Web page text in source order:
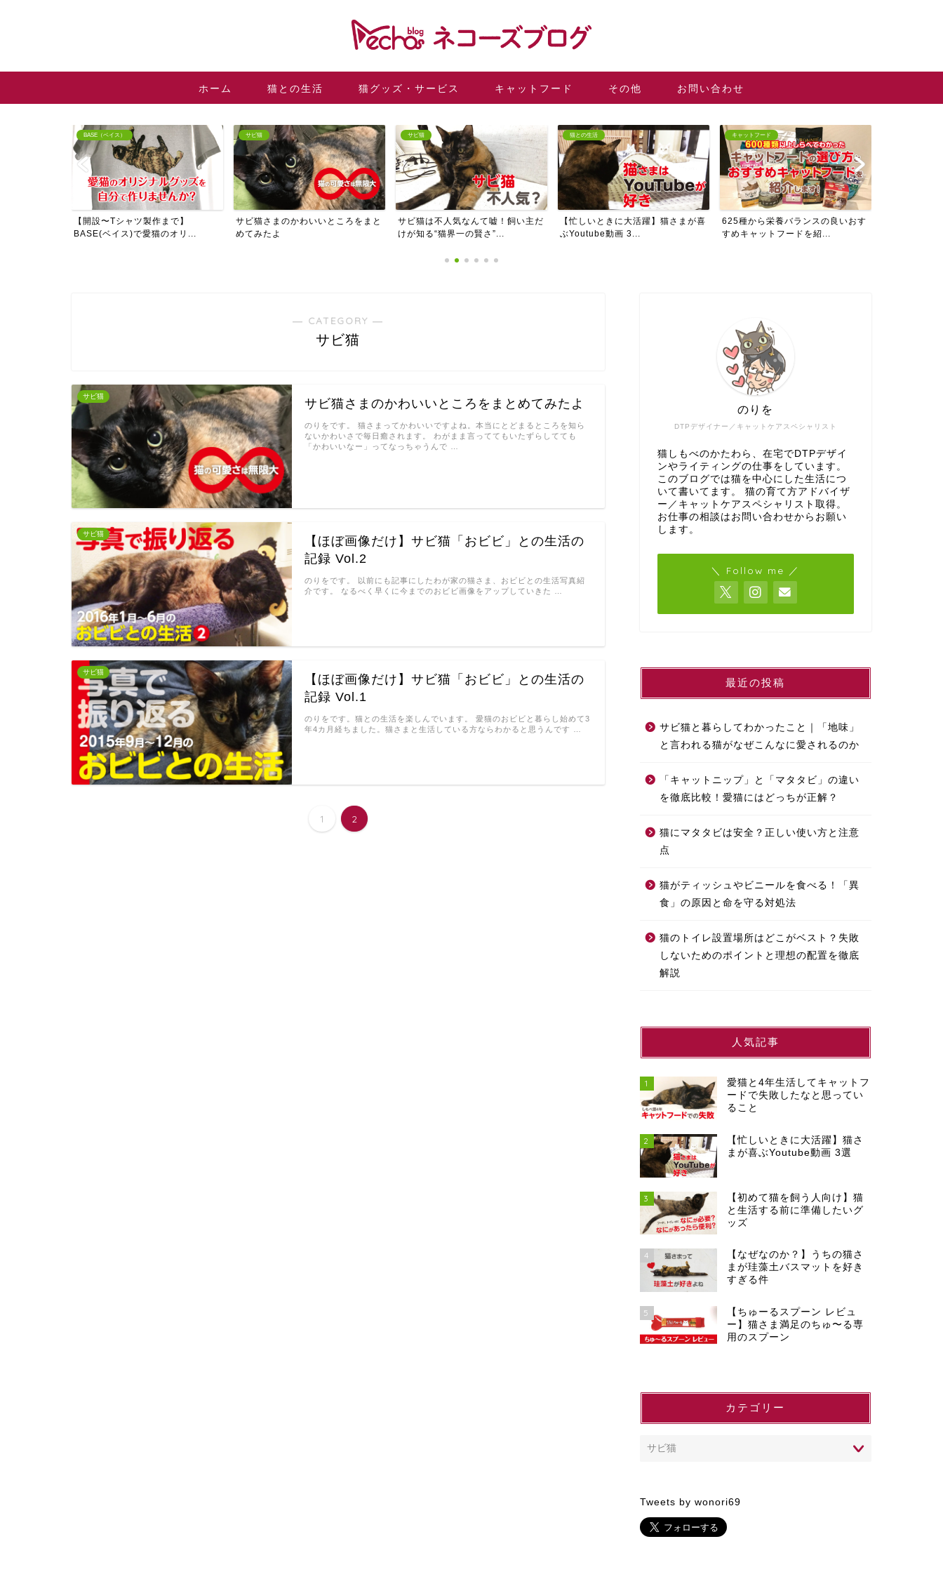
ホーム 猫との生活 猫グッズ・サービス キャットフード その他 お問い合わせ
BASE（ベイス）
【開設〜Tシャツ製作まで】
BASE(ベイス)で愛猫のオリ...
サビ猫
サビ猫さまのかわいいところをまと
めてみたよ
サビ猫
サビ猫は不人気なんて嘘！飼い主だ
けが知る“猫界一の賢さ”...
猫との生活
【忙しいときに大活躍】猫さまが喜
ぶYoutube動画 3...
キャットフード
625種から栄養バランスの良いおす
すめキャットフードを紹...
― CATEGORY ―
サビ猫
サビ猫
サビ猫さまのかわいいところをまとめてみたよ
のりをです。 猫さまってかわいいですよね。本当にとどまるところを知ら
ないかわいさで毎日癒されます。 わがまま言っててもいたずらしてても
「かわいいなー」ってなっちゃうんで …
サビ猫
【ほぼ画像だけ】サビ猫「おビビ」との生活の
記録 Vol.2
のりをです。 以前にも記事にしたわが家の猫さま、おビビとの生活写真紹
介です。 なるべく早くに今までのおビビ画像をアップしていきた …
サビ猫
【ほぼ画像だけ】サビ猫「おビビ」との生活の
記録 Vol.1
のりをです。猫との生活を楽しんでいます。 愛猫のおビビと暮らし始めて3
年4カ月経ちました。猫さまと生活している方ならわかると思うんです …
1 2
DTPデザイナー／キャットケアスペシャリスト
のりを
猫しもべのかたわら、在宅でDTPデザイ
ンやライティングの仕事をしています。
このブログでは猫を中心にした生活につ
いて書いてます。 猫の育て方アドバイザ
ー／キャットケアスペシャリスト取得。
お仕事の相談はお問い合わせからお願い
します。
＼ Follow me ／
最近の投稿
サビ猫と暮らしてわかったこと｜「地味」
と言われる猫がなぜこんなに愛されるのか
「キャットニップ」と「マタタビ」の違い
を徹底比較！愛猫にはどっちが正解？
猫にマタタビは安全？正しい使い方と注意
点
猫がティッシュやビニールを食べる！「異
食」の原因と命を守る対処法
猫のトイレ設置場所はどこがベスト？失敗
しないためのポイントと理想の配置を徹底
解説
人気記事
1
愛猫と4年生活してキャットフ
ードで失敗したなと思ってい
ること
2
【忙しいときに大活躍】猫さ
まが喜ぶYoutube動画 3選
3
【初めて猫を飼う人向け】猫
と生活する前に準備したいグ
ッズ
4
【なぜなのか？】うちの猫さ
まが珪藻土バスマットを好き
すぎる件
5
【ちゅーるスプーン レビュ
ー】猫さま満足のちゅ〜る専
用のスプーン
カテゴリー
Tweets by wonori69